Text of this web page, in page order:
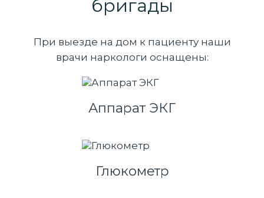
бригады
При выезде на дом к пациенту наши
врачи наркологи оснащены:
Аппарат ЭКГ
Глюкометр